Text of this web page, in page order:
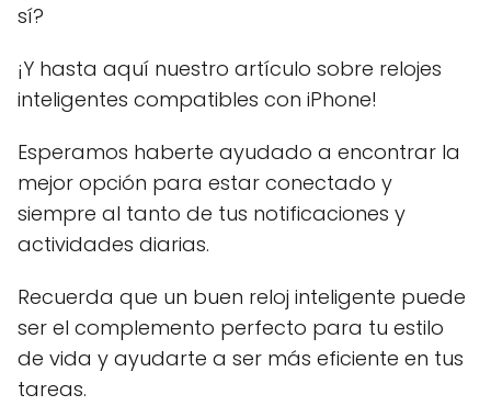
sí?
¡Y hasta aquí nuestro artículo sobre relojes
inteligentes compatibles con iPhone!
Esperamos haberte ayudado a encontrar la
mejor opción para estar conectado y
siempre al tanto de tus notificaciones y
actividades diarias.
Recuerda que un buen reloj inteligente puede
ser el complemento perfecto para tu estilo
de vida y ayudarte a ser más eficiente en tus
tareas.